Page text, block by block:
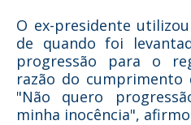
O ex-presidente
de quando foi
progressão para o
razão do cumprimento
"Não quero
minha inocência",